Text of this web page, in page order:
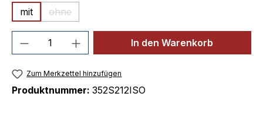
mit
ohne
(Diese Option ist zurzeit nicht verfügbar.)
Produkt Anzahl: Gib denIn den Warenkorb
Zum Merkzettel hinzufügen
Produktnummer: 352S212ISO